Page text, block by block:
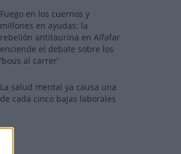
Fuego en los cuernos y
millones en ayudas: la
rebelión antitaurina en Alfafar
enciende el debate sobre los
'bous al carrer'
La salud mental ya causa una
de cada cinco bajas laborales